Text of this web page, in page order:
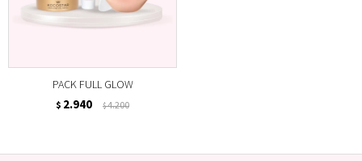
PACK FULL GLOW
$ 2.940 $4.200